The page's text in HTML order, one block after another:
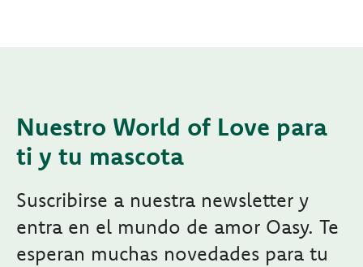
Nuestro World of Love para
ti y tu mascota
Suscribirse a nuestra newsletter y
entra en el mundo de amor Oasy. Te
esperan muchas novedades para tu